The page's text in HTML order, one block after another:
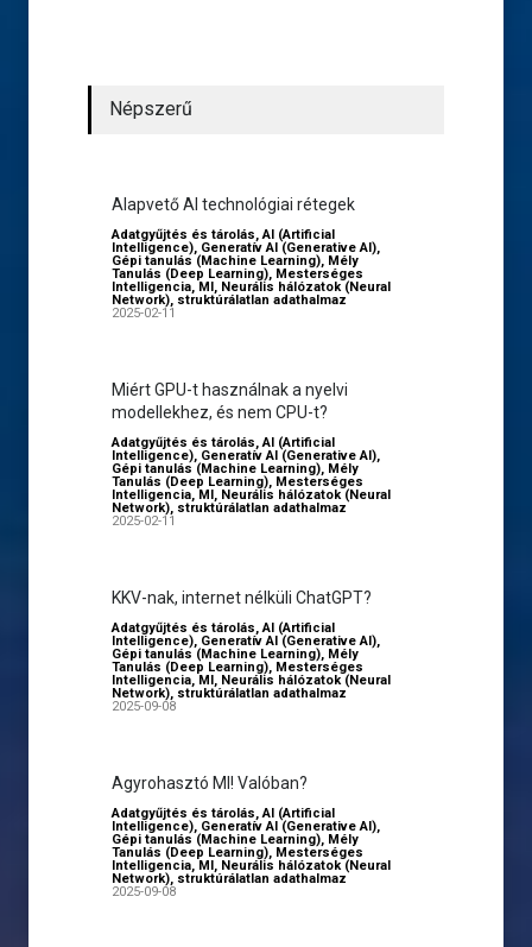
Népszerű
Alapvető AI technológiai rétegek
Adatgyűjtés és tárolás,AI (Artificial
Intelligence), Generatív AI (Generative AI),
Gépi tanulás (Machine Learning), Mély
Tanulás (Deep Learning), Mesterséges
Intelligencia, MI, Neurális hálózatok (Neural
Network), struktúrálatlan adathalmaz
2025-02-11
Miért GPU-t használnak a nyelvi
modellekhez, és nem CPU-t?
Adatgyűjtés és tárolás,AI (Artificial
Intelligence), Generatív AI (Generative AI),
Gépi tanulás (Machine Learning), Mély
Tanulás (Deep Learning), Mesterséges
Intelligencia, MI, Neurális hálózatok (Neural
Network), struktúrálatlan adathalmaz
2025-02-11
KKV-nak, internet nélküli ChatGPT?
Adatgyűjtés és tárolás,AI (Artificial
Intelligence), Generatív AI (Generative AI),
Gépi tanulás (Machine Learning), Mély
Tanulás (Deep Learning), Mesterséges
Intelligencia, MI, Neurális hálózatok (Neural
Network), struktúrálatlan adathalmaz
2025-09-08
Agyrohasztó MI! Valóban?
Adatgyűjtés és tárolás,AI (Artificial
Intelligence), Generatív AI (Generative AI),
Gépi tanulás (Machine Learning), Mély
Tanulás (Deep Learning), Mesterséges
Intelligencia, MI, Neurális hálózatok (Neural
Network), struktúrálatlan adathalmaz
2025-09-08